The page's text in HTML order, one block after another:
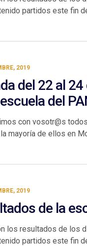
partidos este fin
2019
del 22 al
del
con vosotr@s
mayoría de ellos en
2019
de la
los resultados de los
partidos este fin